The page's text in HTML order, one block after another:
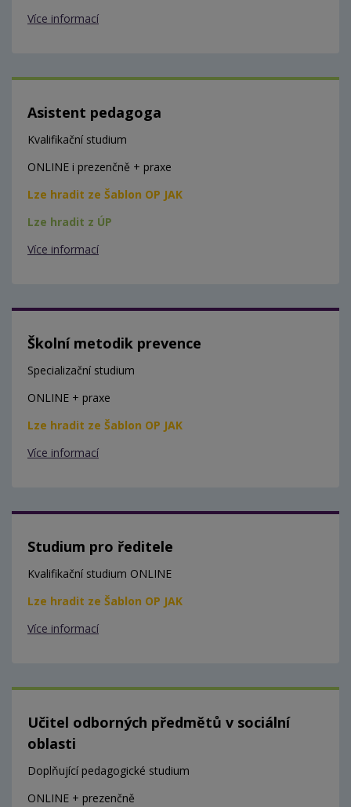
Více informací
Asistent pedagoga
Kvalifikační studium
ONLINE i prezenčně + praxe
Lze hradit ze Šablon OP JAK
Lze hradit z ÚP
Více informací
Školní metodik prevence
Specializační studium
ONLINE + praxe
Lze hradit ze Šablon OP JAK
Více informací
Studium pro ředitele
Kvalifikační studium ONLINE
Lze hradit ze Šablon OP JAK
Více informací
Učitel odborných předmětů v sociální
oblasti
Doplňující pedagogické studium
ONLINE + prezenčně